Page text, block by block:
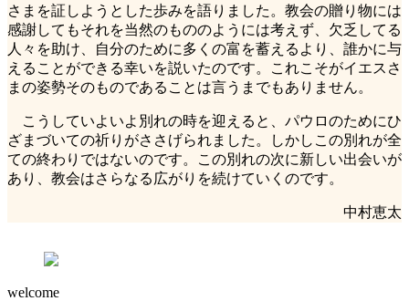
さまを証しようとした歩みを語りました。教会の贈り物には
感謝してもそれを当然のもののようには考えず、欠乏してる
人々を助け、自分のために多くの富を蓄えるより、誰かに与
えることができる幸いを説いたのです。これこそがイエスさ
まの姿勢そのものであることは言うまでもありません。
こうしていよいよ別れの時を迎えると、パウロのためにひ
ざまづいての祈りがささげられました。しかしこの別れが全
ての終わりではないのです。この別れの次に新しい出会いが
あり、教会はさらなる広がりを続けていくのです。
中村恵太
welcome